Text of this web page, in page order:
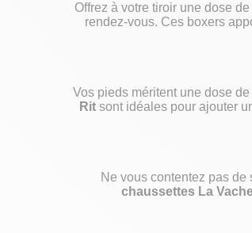
Offrez à votre tiroir une dose
rendez-vous. Ces boxers
Vos pieds méritent une dose
Rit sont idéales pour ajouter
Ne vous contentez pas
chaussettes La